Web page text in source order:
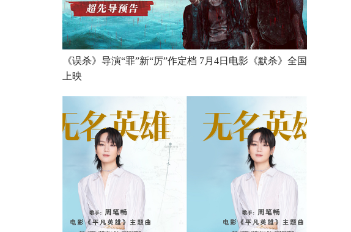
《误杀》导演“罪”新“厉”作定档 7月4日电影《默杀》全国
上映